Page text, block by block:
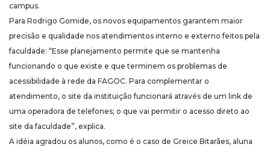
campus.
Para Rodrigo Gomide, os novos equipamentos garantem maior
precisão e qualidade nos atendimentos interno e externo feitos pela
faculdade: “Esse planejamento permite que se mantenha
funcionando o que existe e que terminem os problemas de
acessibilidade à rede da FAGOC. Para complementar o
atendimento, o site da instituição funcionará através de um link de
uma operadora de telefones; o que vai permitir o acesso direto ao
site da faculdade”, explica.
A idéia agradou os alunos, como é o caso de Greice Bitarães, aluna